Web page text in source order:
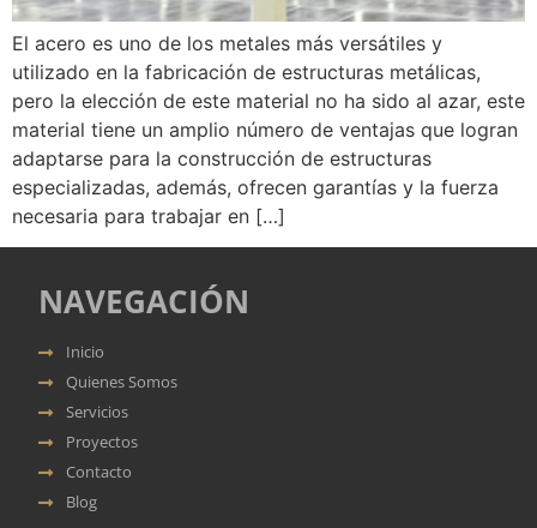
El acero es uno de los metales más versátiles y
utilizado en la fabricación de estructuras metálicas,
pero la elección de este material no ha sido al azar, este
material tiene un amplio número de ventajas que logran
adaptarse para la construcción de estructuras
especializadas, además, ofrecen garantías y la fuerza
necesaria para trabajar en […]
NAVEGACIÓN
Inicio
Quienes Somos
Servicios
Proyectos
Contacto
Blog